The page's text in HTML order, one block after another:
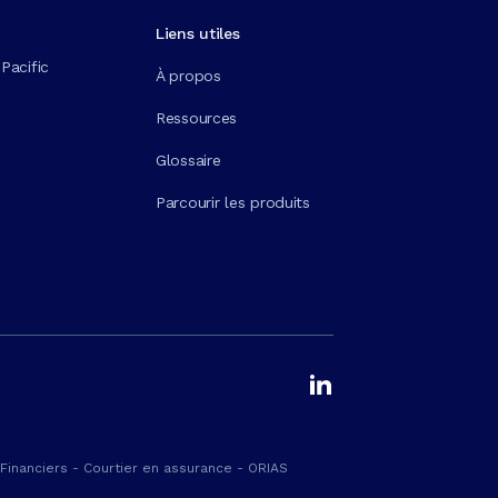
Liens utiles
À propos
Ressources
Glossaire
Parcourir les produits
- Courtier en assurance - ORIAS